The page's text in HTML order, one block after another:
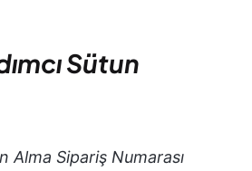
Sütun
Alma Sipariş Numarası